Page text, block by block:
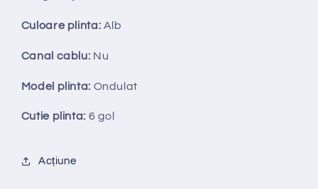
Culoare plinta: Alb
Canal cablu: Nu
Model plinta: Ondulat
Cutie plinta: 6 gol
Acțiune